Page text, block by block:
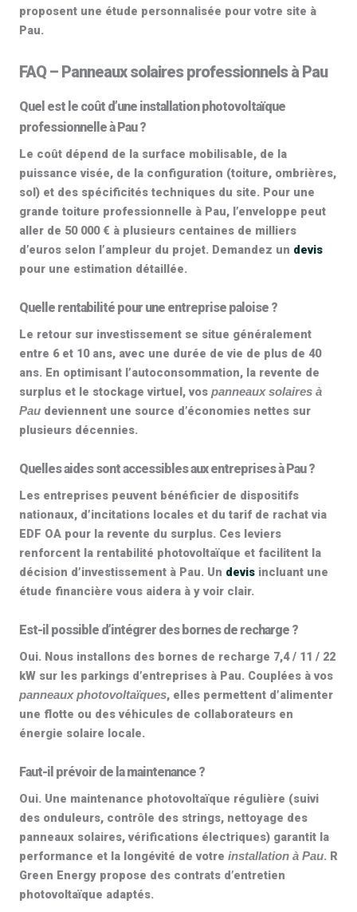
proposent une étude personnalisée pour votre site à
Pau.
FAQ – Panneaux solaires professionnels à Pau
Quel est le coût d’une installation photovoltaïque
professionnelle à Pau ?
Le coût dépend de la surface mobilisable, de la
puissance visée, de la configuration (toiture, ombrières,
sol) et des spécificités techniques du site. Pour une
grande toiture professionnelle à Pau, l’enveloppe peut
aller de 50 000 € à plusieurs centaines de milliers
d’euros selon l’ampleur du projet. Demandez un devis
pour une estimation détaillée.
Quelle rentabilité pour une entreprise paloise ?
Le retour sur investissement se situe généralement
entre 6 et 10 ans, avec une durée de vie de plus de 40
ans. En optimisant l’autoconsommation, la revente de
surplus et le stockage virtuel, vos panneaux solaires à
Pau deviennent une source d’économies nettes sur
plusieurs décennies.
Quelles aides sont accessibles aux entreprises à Pau ?
Les entreprises peuvent bénéficier de dispositifs
nationaux, d’incitations locales et du tarif de rachat via
EDF OA pour la revente du surplus. Ces leviers
renforcent la rentabilité photovoltaïque et facilitent la
décision d’investissement à Pau. Un devis incluant une
étude financière vous aidera à y voir clair.
Est-il possible d’intégrer des bornes de recharge ?
Oui. Nous installons des bornes de recharge 7,4 / 11 / 22
kW sur les parkings d’entreprises à Pau. Couplées à vos
panneaux photovoltaïques, elles permettent d’alimenter
une flotte ou des véhicules de collaborateurs en
énergie solaire locale.
Faut-il prévoir de la maintenance ?
Oui. Une maintenance photovoltaïque régulière (suivi
des onduleurs, contrôle des strings, nettoyage des
panneaux solaires, vérifications électriques) garantit la
performance et la longévité de votre installation à Pau. R
Green Energy propose des contrats d’entretien
photovoltaïque adaptés.